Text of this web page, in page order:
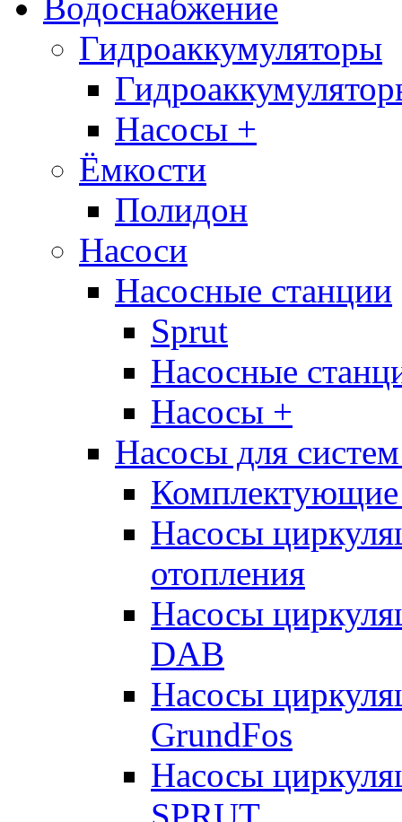
Гидроаккумуляторы
Насосы +
Ёмкости
Полидон
Насоси
Насосные станции
Sprut
Насосные
Насосы +
Насосы для
Комплектующие
Насосы
отопления
Насосы
DAB
Насосы
GrundFos
Насосы